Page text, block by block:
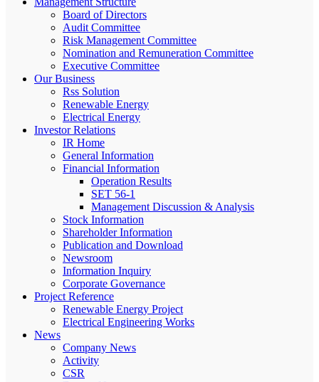
Board of Directors
Audit Committee
Risk Management Committee
Nomination and Remuneration Committee
Executive Committee
Our Business
Rss Solution
Renewable Energy
Electrical Energy
Investor Relations
IR Home
General Information
Financial Information
Operation Results
SET 56-1
Management Discussion & Analysis
Stock Information
Shareholder Information
Publication and Download
Newsroom
Information Inquiry
Corporate Governance
Project Reference
Renewable Energy Project
Electrical Engineering Works
News
Company News
Activity
CSR